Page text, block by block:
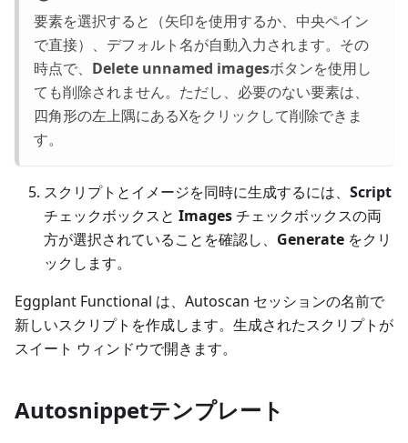
要素を選択すると（矢印を使用するか、中央ペイン
で直接）、デフォルト名が自動入力されます。その
時点で、 Delete unnamed imagesボタンを使用し
ても削除されません。ただし、必要のない要素は、
四角形の左上隅にあるXをクリックして削除できま
す。
スクリプトとイメージを同時に生成するには、 Script
チェックボックスと Imagesチェックボックスの両
方が選択されていることを確認し、 Generate をクリ
ックします。
Eggplant Functional は、Autoscan セッションの名前で
新しいスクリプトを作成します。生成されたスクリプトが
スイート ウィンドウで開きます。
Autosnippetテンプレート